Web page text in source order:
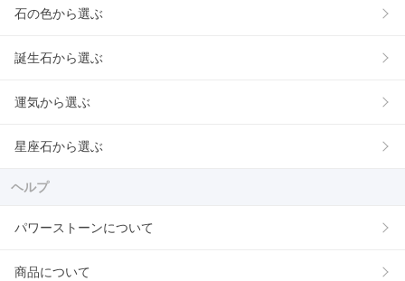
石の色から選ぶ
誕生石から選ぶ
運気から選ぶ
星座石から選ぶ
ヘルプ
パワーストーンについて
商品について